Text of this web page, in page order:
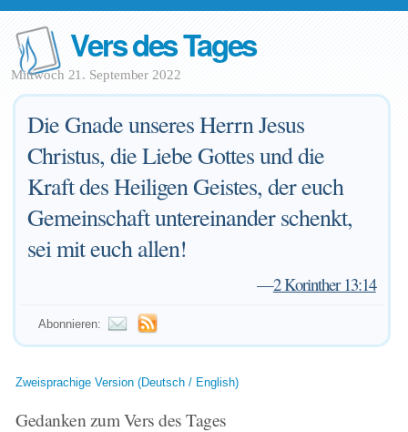
Vers des Tages
Mittwoch 21. September 2022
Die Gnade unseres Herrn Jesus
Christus, die Liebe Gottes und die
Kraft des Heiligen Geistes, der euch
Gemeinschaft untereinander schenkt,
sei mit euch allen!
—2 Korinther 13:14
Abonnieren:
Zweisprachige Version (Deutsch / English)
Gedanken zum Vers des Tages